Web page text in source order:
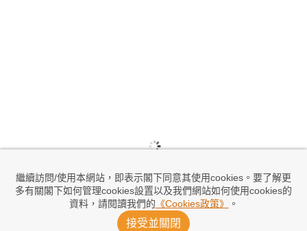
繼續訪問/使用本網站，即表示閣下同意其使用cookies。要了解更
多有關閣下如何管理cookies設置以及我們網站如何使用cookies的
資料，請閱讀我們的 《Cookies政策》 。
接受並關閉